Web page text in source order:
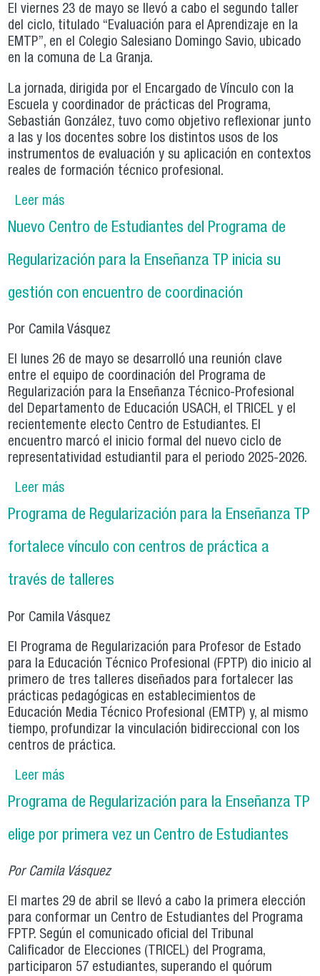
El viernes 23 de mayo se llevó a cabo el segundo taller
del ciclo, titulado “Evaluación para el Aprendizaje en la
EMTP”, en el Colegio Salesiano Domingo Savio, ubicado
en la comuna de La Granja.
La jornada, dirigida por el Encargado de Vínculo con la
Escuela y coordinador de prácticas del Programa,
Sebastián González, tuvo como objetivo reflexionar junto
a las y los docentes sobre los distintos usos de los
instrumentos de evaluación y su aplicación en contextos
reales de formación técnico profesional.
Leer mássobre Segundo taller del Programa de
Regularización fortalece la Evaluación para el
Aprendizaje en la EMTP
Nuevo Centro de Estudiantes del Programa de
Regularización para la Enseñanza TP inicia su
gestión con encuentro de coordinación
Por Camila Vásquez
El lunes 26 de mayo se desarrolló una reunión clave
entre el equipo de coordinación del Programa de
Regularización para la Enseñanza Técnico-Profesional
del Departamento de Educación USACH, el TRICEL y el
recientemente electo Centro de Estudiantes. El
encuentro marcó el inicio formal del nuevo ciclo de
representatividad estudiantil para el periodo 2025-2026.
Leer mássobre Nuevo Centro de Estudiantes del
Programa de Regularización para la Enseñanza
TP inicia su gestión con encuentro de
coordinación
Programa de Regularización para la Enseñanza TP
fortalece vínculo con centros de práctica a
través de talleres
Por Camila Vásquez
El Programa de Regularización para Profesor de Estado
para la Educación Técnico Profesional (FPTP) dio inicio al
primero de tres talleres diseñados para fortalecer las
prácticas pedagógicas en establecimientos de
Educación Media Técnico Profesional (EMTP) y, al mismo
tiempo, profundizar la vinculación bidireccional con los
centros de práctica.
Leer mássobre Programa de Regularización para la
Enseñanza TP fortalece vínculo con centros de
práctica a través de talleres
Programa de Regularización para la Enseñanza TP
elige por primera vez un Centro de Estudiantes
Por Camila Vásquez
El martes 29 de abril se llevó a cabo la primera elección
para conformar un Centro de Estudiantes del Programa
FPTP. Según el comunicado oficial del Tribunal
Calificador de Elecciones (TRICEL) del Programa,
participaron 57 estudiantes, superando el quórum